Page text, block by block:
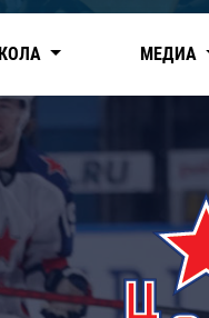
МЕДИА